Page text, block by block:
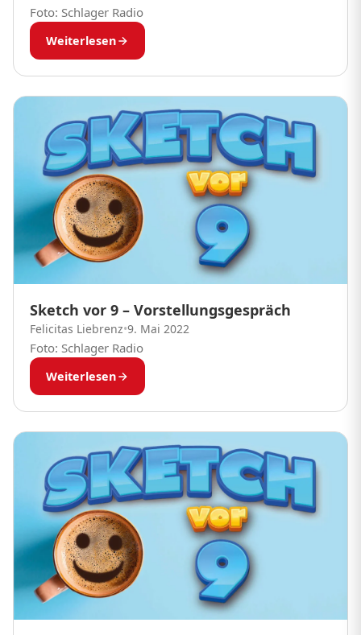
Foto: Schlager Radio
Weiterlesen
Sketch vor 9 – Vorstellungsgespräch
Felicitas Liebrenz•9. Mai 2022
Foto: Schlager Radio
Weiterlesen